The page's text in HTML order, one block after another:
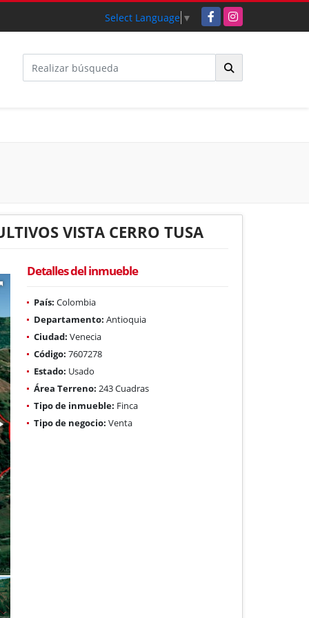
Select Language ▼ FacebookInstagram
VISTA CERRO TUSA
Detalles del inmueble
País: Colombia
Departamento: Antioquia
Ciudad: Venecia
Código: 7607278
Estado: Usado
Área Terreno: 243 Cuadras
Tipo de inmueble: Finca
Tipo de negocio: Venta